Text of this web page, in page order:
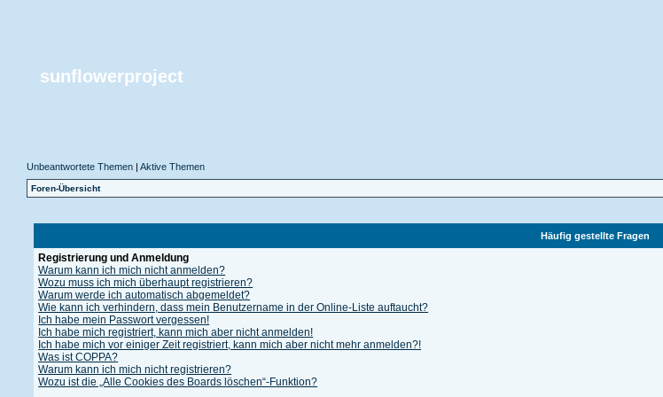
sunflowerproject
Unbeantwortete Themen |Aktive Themen
Foren-Übersicht
Häufig gestellte Fragen
Registrierung und Anmeldung
Warum kann ich mich nicht anmelden?
Wozu muss ich mich überhaupt registrieren?
Warum werde ich automatisch abgemeldet?
Wie kann ich verhindern, dass mein Benutzername in der Online-Liste auftaucht?
Ich habe mein Passwort vergessen!
Ich habe mich registriert, kann mich aber nicht anmelden!
Ich habe mich vor einiger Zeit registriert, kann mich aber nicht mehr anmelden?!
Was ist COPPA?
Warum kann ich mich nicht registrieren?
Wozu ist die „Alle Cookies des Boards löschen“-Funktion?